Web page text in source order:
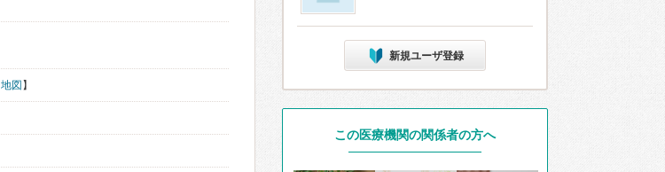
地図 】
新規ユーザ登録
この医療機関の関係者の方へ